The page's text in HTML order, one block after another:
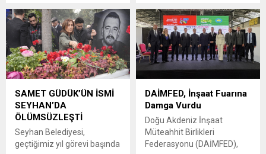
Ekmekçi, Asuman
Söylemez, Yaşar Öztürk,
Sevim Sezer,Yaşar
Ateşoğlu’dan oluşan Seçici
Kurul, 2026 yılı Çukurova
Ödülü’nü vermeyi
kararlaştırırken şu
ölçütlerden yola çıktı: “Nesin
Vakfı, bundan 53 yıl önce,
kardeşin kardeşi vurduğu
dönemde,...
etkisini artırdı. Kent
genelinde bazı yollarda su
birikintileri oluştu.
Meteoroloji Genel
Müdürlüğü’nün Adana ve
çevresi için yaptığı kuvvetli
yağış uyarısı kentte etkisini
göstermeye başladı. Gece
saatlerinde başlayan
yağmur, sabah saatlerinde
de devam ederken bazı
yollarda su birikintileri...
SAMET GÜDÜK’ÜN İSMİ
SEYHAN’DA
ÖLÜMSÜZLEŞTİ
Seyhan Belediyesi,
geçtiğimiz yıl görevi başında
DAİMFED, İnşaat Fuarına
Damga Vurdu
Doğu Akdeniz İnşaat
Müteahhit Birlikleri
Federasyonu (DAİMFED),